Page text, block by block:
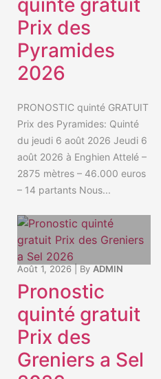
quinté gratuit
Prix des
Pyramides
2026
PRONOSTIC quinté GRATUIT
Prix des Pyramides: Quinté
du jeudi 6 août 2026 Jeudi 6
août 2026 à Enghien Attelé –
2875 mètres – 46.000 euros
– 14 partants Nous...
Août 1, 2026 By ADMIN
Pronostic
quinté gratuit
Prix des
Greniers a Sel